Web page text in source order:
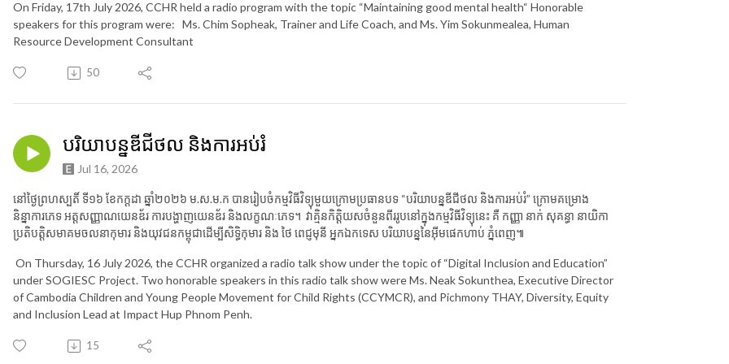
On Friday, 17th July 2026, CCHR held a radio program with the topic “Maintaining good mental health“ Honorable
speakers for this program were: Ms. Chim Sopheak, Trainer and Life Coach, and Ms. Yim Sokunmealea, Human
Resource Development Consultant
50
បរិយាបន្នឌីជីថល និងការអប់រំ
Jul 16, 2026
នៅថ្ងៃព្រហស្បតិ៍ ទី១៦ ខែកក្តដា ឆ្នាំ២០២៦​ ម.ស.ម.ក​ បានរៀបចំកម្មវិធីវិទ្យុមួយក្រោមប្រធានបទ “បរិយាបន្នឌីជីថល និងការអប់រំ” ក្រោមគម្រោង
និន្នាការភេទ អត្តសញ្ញាណយេនឌ័រ ការបង្ហាញយេនឌ័រ និងលក្ខណៈភេទ។ វាគ្មិនកិត្តិយសចំនួនពីររូបនៅក្នុងកម្មវិធីវិទ្យុនេះ គឺ កញ្ញា នាក់ សុគន្ធា នាយិកា
ប្រតិបត្តិសមាគមចលនាកុមារ និងយុវជនកម្ពុជាដើម្បីសិទ្ធិកុមារ និង ថៃ ពេជ្ញមុនី អ្នកឯកទេស បរិយាបន្ននៃអ៊ីមផេកហាប់ ភ្នំពេញ៕
On Thursday, 16 July 2026, the CCHR organized a radio talk show under the topic of “Digital Inclusion and Education”
under SOGIESC Project. Two honorable speakers in this radio talk show were Ms. Neak Sokunthea, Executive Director
of Cambodia Children and Young People Movement for Child Rights (CCYMCR), and Pichmony THAY, Diversity, Equity
and Inclusion Lead at Impact Hup Phnom Penh.
15